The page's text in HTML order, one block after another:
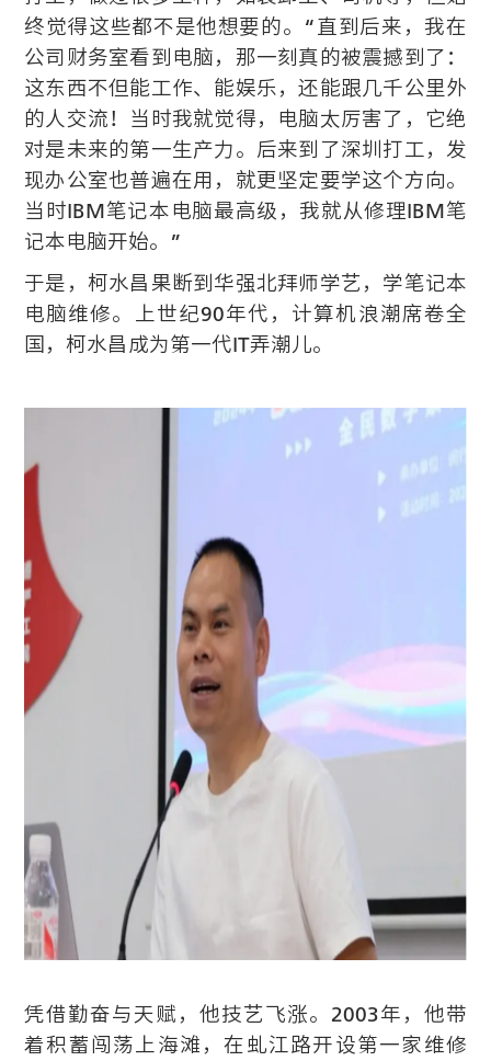
终觉得这些都不是他想要的。“直到后来，我在
公司财务室看到电脑，那一刻真的被震撼到了：
这东西不但能工作、能娱乐，还能跟几千公里外
的人交流！当时我就觉得，电脑太厉害了，它绝
对是未来的第一生产力。后来到了深圳打工，发
现办公室也普遍在用，就更坚定要学这个方向。
当时IBM笔记本电脑最高级，我就从修理IBM笔
记本电脑开始。”
于是，柯水昌果断到华强北拜师学艺，学笔记本
电脑维修。上世纪90年代，计算机浪潮席卷全
国，柯水昌成为第一代IT弄潮儿。
凭借勤奋与天赋，他技艺飞涨。2003年，他带
着积蓄闯荡上海滩，在虬江路开设第一家维修